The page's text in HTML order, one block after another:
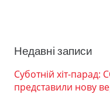
Недавні записи
Суботній хіт-парад:
представили нову